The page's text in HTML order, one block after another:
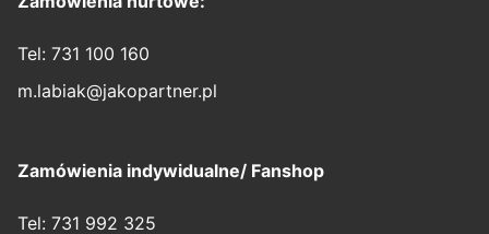
Tel: 731 100 160
m.labiak@jakopartner.pl
Zamówienia indywidualne/ Fanshop
Tel: 731 992 325